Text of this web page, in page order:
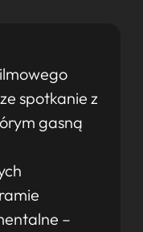
spotkanie z
gasną
–